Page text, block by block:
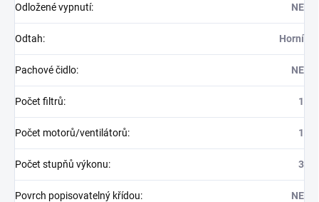
Odložené vypnutí: NE
Odtah: Horní
Pachové čidlo: NE
Počet filtrů: 1
Počet motorů/ventilátorů: 1
Počet stupňů výkonu: 3
Povrch popisovatelný křídou: NE